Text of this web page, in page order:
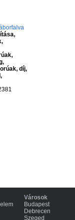
díj,
Városok
Budapest
Debrecen
Szeged